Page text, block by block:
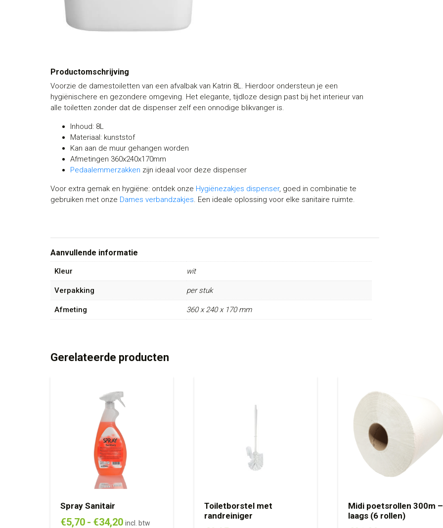
Productomschrijving
Voorzie de damestoiletten van een afvalbak van Katrin 8L. Hierdoor ondersteun je een
hygiënischere en gezondere omgeving. Het elegante, tijdloze design past bij het interieur van
alle toiletten zonder dat de dispenser zelf een onnodige blikvanger is.
Inhoud: 8L
Materiaal: kunststof
Kan aan de muur gehangen worden
Afmetingen 360x240x170mm
Pedaalemmerzakken zijn ideaal voor deze dispenser
Voor extra gemak en hygiëne: ontdek onze Hygiënezakjes dispenser, goed in combinatie te
gebruiken met onze Dames verbandzakjes. Een ideale oplossing voor elke sanitaire ruimte.
Aanvullende informatie
Kleur wit
Verpakking per stuk
Afmeting 360 x 240 x 170 mm
Gerelateerde producten
Spray Sanitair
€5,70 - €34,20Prijsklasse:
incl. btw
Toiletborstel met
randreiniger
Midi poetsrollen 300m
laags (6 rollen)